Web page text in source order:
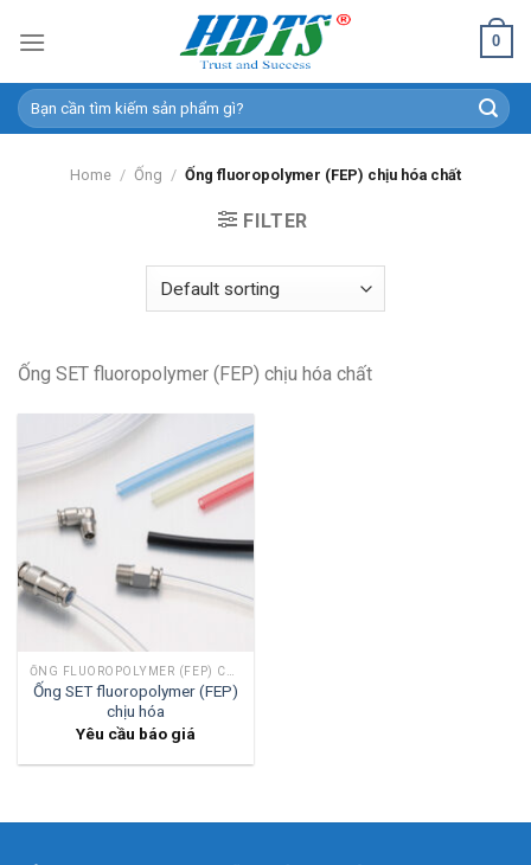
0
Search
for:
Home / Ống / Ống fluoropolymer (FEP) chịu hóa chất
FILTER
Ống SET fluoropolymer (FEP) chịu hóa chất
Ống SET fluoropolymer (FEP)
chịu hóa
Yêu cầu báo giá